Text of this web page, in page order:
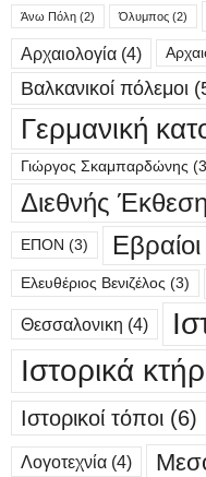
Άνω Πόλη (2) Όλυμπος (2)
Αρχαιολογία (4)
Βαλκανικοί πόλεμοι
Γερμανική
Γιώργος Σκαμπαρδώνης
Διεθνής
ΕΠΟΝ (3) Εβραίοι
Ελευθέριος Βενιζέλος (3)
Θεσσαλονικη (4)
Ιστορικά
Ιστορικοί τόποι (6)
Λογοτεχνία (4)